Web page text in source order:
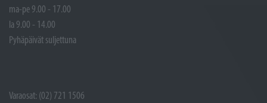
ma-pe 9.00 - 17.00
la 9.00 - 14.00
Pyhäpäivät suljettuna
Varaosat: (02) 721 1506